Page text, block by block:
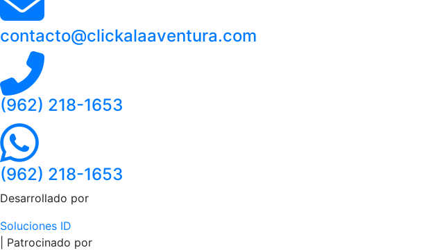
contacto@clickalaaventura.com
(962) 218-1653
(962) 218-1653
Desarrollado por
Soluciones ID
| Patrocinado por